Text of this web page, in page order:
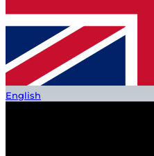
English